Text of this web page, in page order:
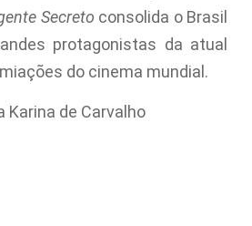
Secreto consolida o Brasil
protagonistas da atual
do cinema mundial.
Karina de Carvalho